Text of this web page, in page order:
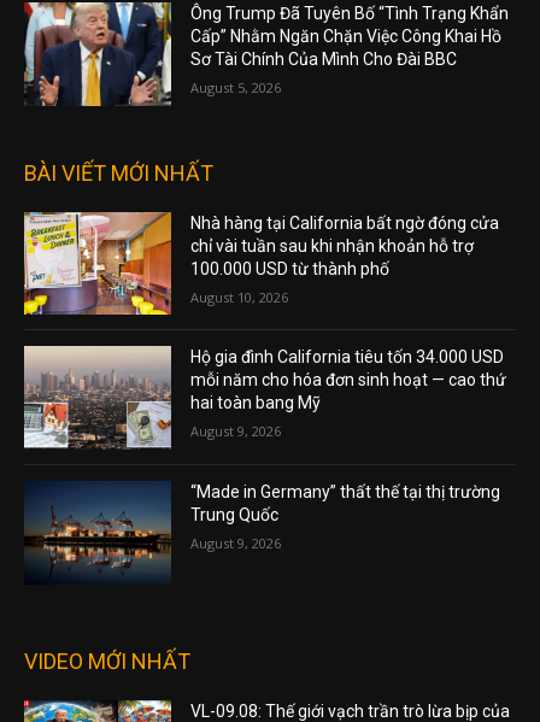
Ông Trump Đã Tuyên Bố “Tình Trạng Khẩn
Cấp” Nhằm Ngăn Chặn Việc Công Khai Hồ
Sơ Tài Chính Của Mình Cho Đài BBC
August 5, 2026
BÀI VIẾT MỚI NHẤT
Nhà hàng tại California bất ngờ đóng cửa
chỉ vài tuần sau khi nhận khoản hỗ trợ
100.000 USD từ thành phố
August 10, 2026
Hộ gia đình California tiêu tốn 34.000 USD
mỗi năm cho hóa đơn sinh hoạt — cao thứ
hai toàn bang Mỹ
August 9, 2026
“Made in Germany” thất thế tại thị trường
Trung Quốc
August 9, 2026
VIDEO MỚI NHẤT
VL-09.08: Thế giới vạch trần trò lừa bịp của